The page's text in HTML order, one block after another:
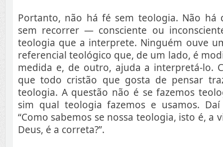
Portanto, não há fé sem teologia. Não há
sem recorrer — consciente ou
teologia que a interprete. Ninguém ouve
referencial teológico que, de um lado, é
medida e, de outro, ajuda a interpretá-lo.
que todo cristão que gosta de pensar
teologia. A questão não é se fazemos
sim qual teologia fazemos e usamos.
“Como sabemos se nossa teologia, isto é, a
Deus, é a correta?”.